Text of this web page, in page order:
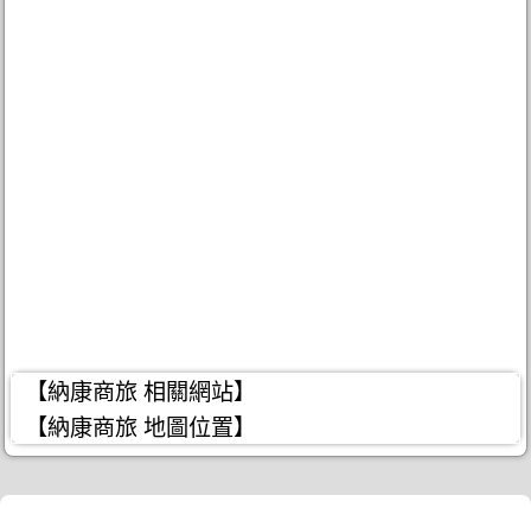
【納康商旅 相關網站】
【納康商旅 地圖位置】